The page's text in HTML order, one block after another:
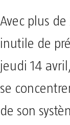
Avec plus
inutile de
jeudi 14
se
de son